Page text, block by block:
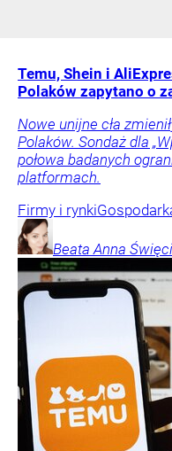
Temu, Shein i
Polaków zapytano o
Nowe unijne cła
Polaków. Sondaż dla
połowa badanych
platformach.
Firmy i rynki
Beata Anna